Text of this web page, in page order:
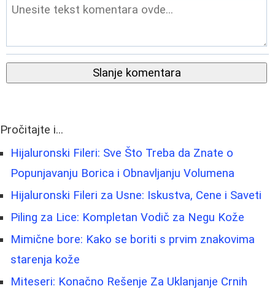
Slanje komentara
Pročitajte i...
Hijaluronski Fileri: Sve Što Treba da Znate o
Popunjavanju Borica i Obnavljanju Volumena
Hijaluronski Fileri za Usne: Iskustva, Cene i Saveti
Piling za Lice: Kompletan Vodič za Negu Kože
Mimične bore: Kako se boriti s prvim znakovima
starenja kože
Miteseri: Konačno Rešenje Za Uklanjanje Crnih